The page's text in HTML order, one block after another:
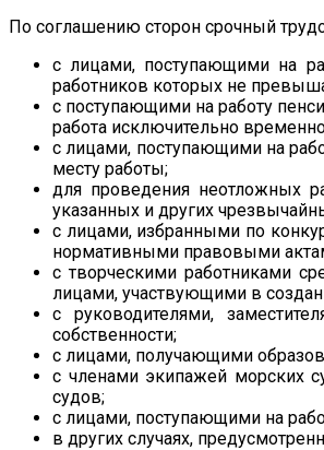
По соглашению сторон срочный
с лицами, поступающими на
работников которых не
с поступающими на работу
работа исключительно
с лицами, поступающими на
месту работы;
для проведения неотложных
указанных и других
с лицами, избранными по
нормативными правовыми
с творческими работниками
лицами, участвующими в
с руководителями,
собственности;
с лицами, получающими
с членами экипажей морских
судов;
с лицами, поступающими на
в других случаях,